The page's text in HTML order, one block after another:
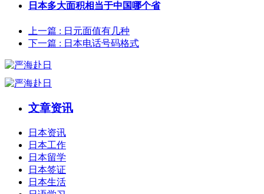
日本多大面积相当于中国哪个省
上一篇 : 日元面值有几种
下一篇 : 日本电话号码格式
文章资讯
日本资讯
日本工作
日本留学
日本签证
日本生活